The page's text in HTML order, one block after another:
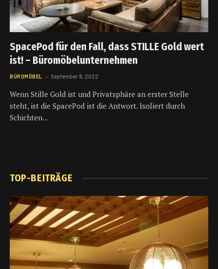
SpacePod für den Fall, dass STILLE Gold wert
ist! – Büromöbelunternehmen
BÜROMÖBEL September 9, 2022
Wenn Stille Gold ist und Privatsphäre an erster Stelle
steht, ist die SpacePod ist die Antwort. Isoliert durch
Schichten…
TOP-BEITRÄGE